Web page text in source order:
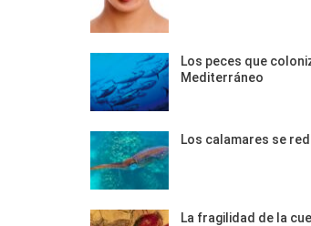
Los peces que
Mediterráneo
Los calamares se
La fragilidad de la